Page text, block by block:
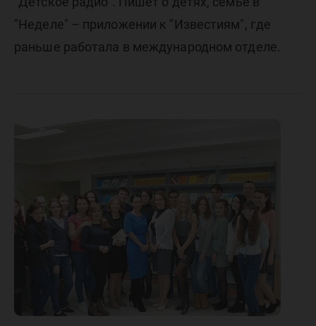
"Неделе" – приложении к "Известиям", где
раньше работала в международном отделе.